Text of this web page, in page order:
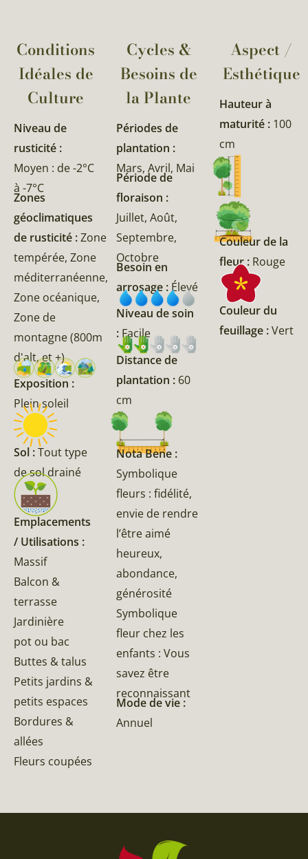
Conditions
Idéales de
Culture
Niveau de
rusticité :
Moyen : de -2°C
à -7°C
Zones
géoclimatiques
de rusticité :Zone
tempérée, Zone
méditerranéenne,
Zone océanique,
Zone de
montagne (800m
d'alt, et +)
Exposition :
Plein soleil
Sol :Tout type
de sol drainé
Emplacements
/ Utilisations :
Massif
Balcon &
terrasse
Jardinière
pot ou bac
Buttes & talus
Petits jardins &
petits espaces
Bordures &
allées
Fleurs coupées
Cycles &
Besoins de
la Plante​
Périodes de
plantation :
Mars, Avril, Mai
Période de
floraison :
Juillet, Août,
Septembre,
Octobre
Besoin en
arrosage :Élevé
Niveau de soin
: Facile
Distance de
plantation : 60
cm
Nota Bene :
Symbolique
fleurs : fidélité,
envie de rendre
l’être aimé
heureux,
abondance,
générosité
Symbolique
fleur chez les
enfants : Vous
savez être
reconnaissant
Mode de vie :
Annuel
Aspect /
Esthétique
Hauteur à
maturité : 100
cm
Couleur de la
fleur : Rouge
Couleur du
feuillage :Vert